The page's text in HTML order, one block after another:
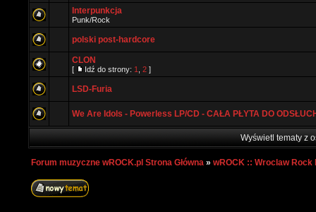
Interpunkcja
Punk/Rock
polski post-hardcore
CLON
[ Idź do strony: 1 2 ]
LSD-Furia
We Are Idols - Powerless LP/CD - CAŁA PŁYTA DO
Wyświetl tematy z
Forum muzyczne wROCK.pl Strona Główna » wROCK :: Wroclaw Rock